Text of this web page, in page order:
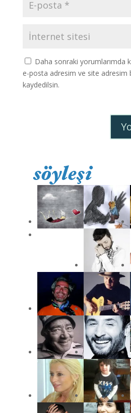
Daha sonraki yorumlarımda
e-posta adresim ve site adresim
kaydedilsin.